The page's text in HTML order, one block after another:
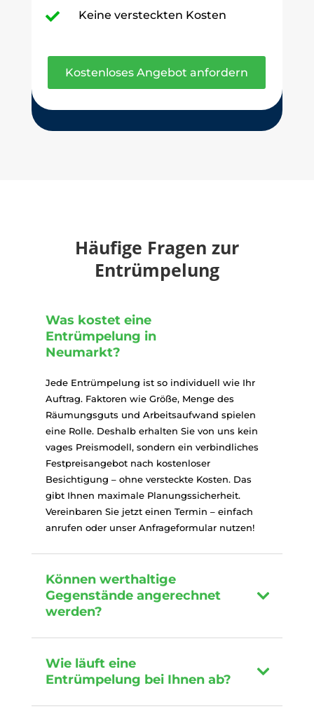
 Keine versteckten Kosten
Kostenloses Angebot anfordern
Häufige Fragen zur
Entrümpelung
Was kostet eine
Entrümpelung in
Neumarkt?
Jede Entrümpelung ist so individuell wie Ihr
Auftrag. Faktoren wie Größe, Menge des
Räumungsguts und Arbeitsaufwand spielen
eine Rolle. Deshalb erhalten Sie von uns kein
vages Preismodell, sondern ein verbindliches
Festpreisangebot nach kostenloser
Besichtigung – ohne versteckte Kosten. Das
gibt Ihnen maximale Planungssicherheit.
Vereinbaren Sie jetzt einen Termin – einfach
anrufen oder unser Anfrageformular nutzen!
Können werthaltige
Gegenstände angerechnet
werden?
Wie läuft eine
Entrümpelung bei Ihnen ab?